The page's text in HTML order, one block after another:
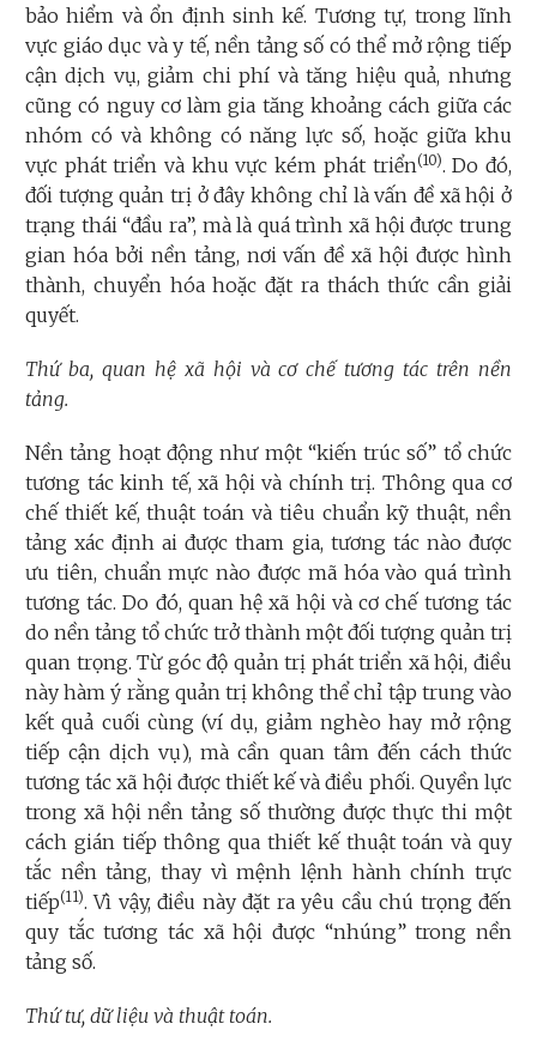
bảo hiểm và ổn định sinh kế. Tương tự, trong lĩnh
vực giáo dục và y tế, nền tảng số có thể mở rộng tiếp
cận dịch vụ, giảm chi phí và tăng hiệu quả, nhưng
cũng có nguy cơ làm gia tăng khoảng cách giữa các
nhóm có và không có năng lực số, hoặc giữa khu
vực phát triển và khu vực kém phát triển(10). Do đó,
đối tượng quản trị ở đây không chỉ là vấn đề xã hội ở
trạng thái “đầu ra”, mà là quá trình xã hội được trung
gian hóa bởi nền tảng, nơi vấn đề xã hội được hình
thành, chuyển hóa hoặc đặt ra thách thức cần giải
quyết.
Thứ ba, quan hệ xã hội và cơ chế tương tác trên nền
tảng.
Nền tảng hoạt động như một “kiến trúc số” tổ chức
tương tác kinh tế, xã hội và chính trị. Thông qua cơ
chế thiết kế, thuật toán và tiêu chuẩn kỹ thuật, nền
tảng xác định ai được tham gia, tương tác nào được
ưu tiên, chuẩn mực nào được mã hóa vào quá trình
tương tác. Do đó, quan hệ xã hội và cơ chế tương tác
do nền tảng tổ chức trở thành một đối tượng quản trị
quan trọng. Từ góc độ quản trị phát triển xã hội, điều
này hàm ý rằng quản trị không thể chỉ tập trung vào
kết quả cuối cùng (ví dụ, giảm nghèo hay mở rộng
tiếp cận dịch vụ), mà cần quan tâm đến cách thức
tương tác xã hội được thiết kế và điều phối. Quyền lực
trong xã hội nền tảng số thường được thực thi một
cách gián tiếp thông qua thiết kế thuật toán và quy
tắc nền tảng, thay vì mệnh lệnh hành chính trực
tiếp(11). Vì vậy, điều này đặt ra yêu cầu chú trọng đến
quy tắc tương tác xã hội được “nhúng” trong nền
tảng số.
Thứ tư, dữ liệu và thuật toán.